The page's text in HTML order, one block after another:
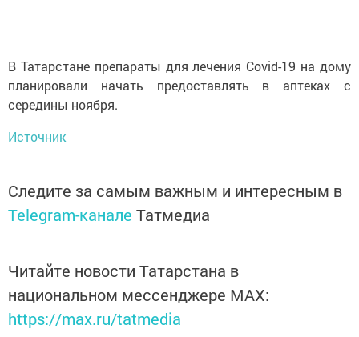
В Татарстане препараты для лечения Covid-19 на дому
планировали начать предоставлять в аптеках с
середины ноября.
Источник
Следите за самым важным и интересным в
Telegram-канале Татмедиа
Читайте новости Татарстана в
национальном мессенджере MАХ:
https://max.ru/tatmedia